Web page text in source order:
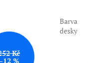
Kč
%
Barva
desky